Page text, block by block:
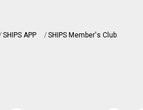
SHIPS APP SHIPS Member's Club